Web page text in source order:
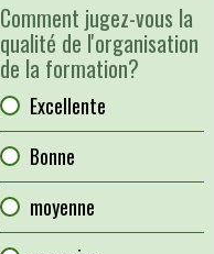
Comment jugez-vous la
qualité de l'organisation
de la formation?
Excellente
Bonne
moyenne